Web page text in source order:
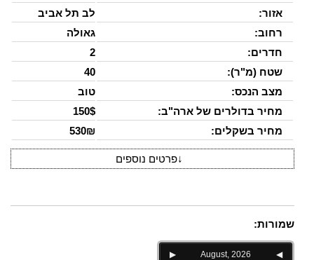
אזור:
לב תל אביב
רחוב:
גאולה
חדרים:
2
שטח (מ"ר):
40
מצב הנכס:
טוב
מחיר בדולרים של ארה"ב:
150$
מחיר בשקלים:
530₪
↓פרטים נוספים
שמורות:
◀
August, 2026
▶